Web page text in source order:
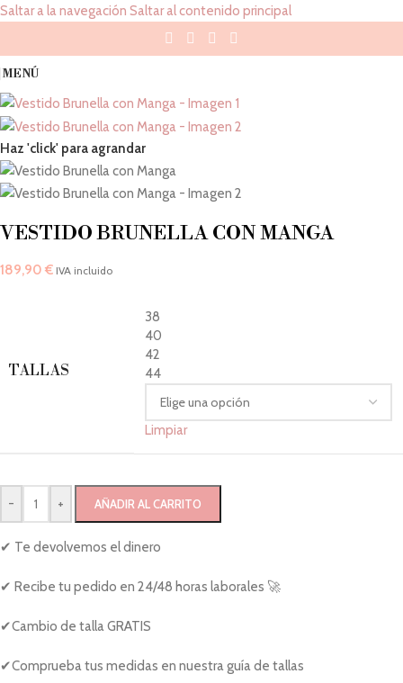
Saltar a la navegación Saltar al contenido principal
MENÚ
Haz 'click' para agrandar
VESTIDO BRUNELLA CON MANGA
189,90 € IVA incluido
TALLAS
38
40
42
44
Limpiar
- + AÑADIR AL CARRITO
✔ Te devolvemos el dinero
✔ Recibe tu pedido en 24/48 horas laborales 🚀
✔Cambio de talla GRATIS
✔Comprueba tus medidas en nuestra guía de tallas